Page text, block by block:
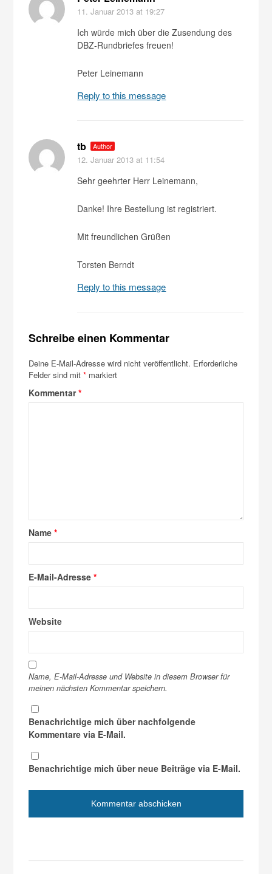
11. Januar 2013 at 19:27
Ich würde mich über die Zusendung des
DBZ-Rundbriefes freuen!
Peter Leinemann
Reply to this message
tb Author
12. Januar 2013 at 11:54
Sehr geehrter Herr Leinemann,
Danke! Ihre Bestellung ist registriert.
Mit freundlichen Grüßen
Torsten Berndt
Reply to this message
Schreibe einen Kommentar
Deine E-Mail-Adresse wird nicht veröffentlicht. Erforderliche
Felder sind mit* markiert
Kommentar*
Name*
E-Mail-Adresse*
Website
Name, E-Mail-Adresse und Website in diesem Browser für
meinen nächsten Kommentar speichern.
Benachrichtige mich über nachfolgende
Kommentare via E-Mail.
Benachrichtige mich über neue Beiträge via E-Mail.